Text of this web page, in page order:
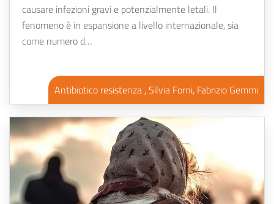
Antibiotico resistenza , Silvia Forni, Fabrizio Gemmi
causare infezioni gravi e potenzialmente letali. Il
fenomeno è in espansione a livello internazionale, sia
come numero d…